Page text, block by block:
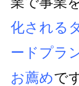
化される
ードプラ
お薦めで